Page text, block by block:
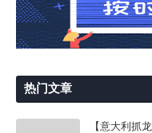
热门文章
【意大利抓